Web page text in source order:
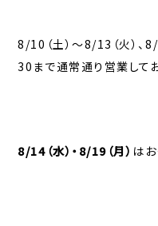
8/10（土）～8/13（火）、
30まで通常通り営業してお
8/14（水）・8/19（月） は